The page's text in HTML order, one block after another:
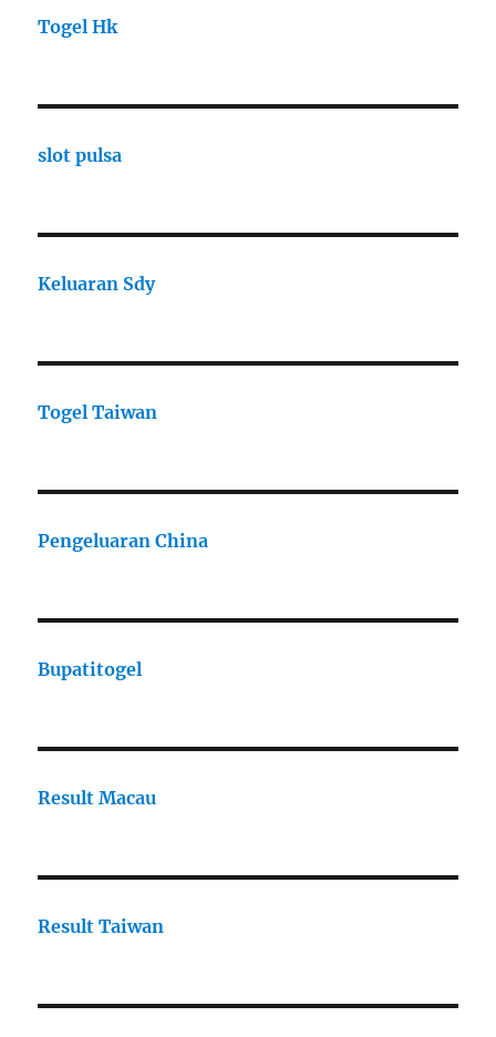
Togel Hk
slot pulsa
Keluaran Sdy
Togel Taiwan
Pengeluaran China
Bupatitogel
Result Macau
Result Taiwan